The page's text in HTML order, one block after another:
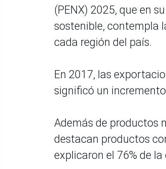
(PENX) 2025, que en
sostenible, contempla
cada región del país.
En 2017, las
significó un
Además de productos
destacan productos
explicaron el 76% de